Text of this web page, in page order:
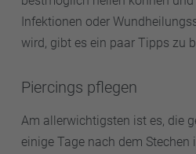
Infektionen oder
wird, gibt es ein paar Tipps zu
Piercings pflegen
Am allerwichtigsten ist es, die
einige Tage nach dem